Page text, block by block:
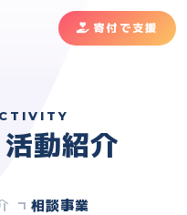
寄付で支援
活動紹介
相談事業